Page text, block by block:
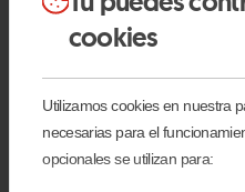
cookies
Utilizamos cookies en nuestra
necesarias para el
opcionales se utilizan para: